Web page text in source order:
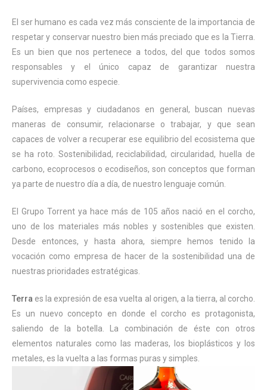
El ser humano es cada vez más consciente de la importancia de
respetar y conservar nuestro bien más preciado que es la Tierra.
Es un bien que nos pertenece a todos, del que todos somos
responsables y el único capaz de garantizar nuestra
supervivencia como especie.
Países, empresas y ciudadanos en general, buscan nuevas
maneras de consumir, relacionarse o trabajar, y que sean
capaces de volver a recuperar ese equilibrio del ecosistema que
se ha roto. Sostenibilidad, reciclabilidad, circularidad, huella de
carbono, ecoprocesos o ecodiseños, son conceptos que forman
ya parte de nuestro día a día, de nuestro lenguaje común.
El Grupo Torrent ya hace más de 105 años nació en el corcho,
uno de los materiales más nobles y sostenibles que existen.
Desde entonces, y hasta ahora, siempre hemos tenido la
vocación como empresa de hacer de la sostenibilidad una de
nuestras prioridades estratégicas.
Terra es la expresión de esa vuelta al origen, a la tierra, al corcho.
Es un nuevo concepto en donde el corcho es protagonista,
saliendo de la botella. La combinación de éste con otros
elementos naturales como las maderas, los bioplásticos y los
metales, es la vuelta a las formas puras y simples.